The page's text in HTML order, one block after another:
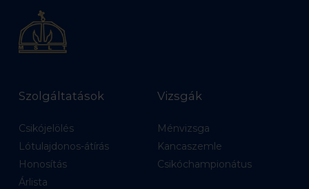
Szolgáltatások
Csikójelölés
Lótulajdonos-átírás
Honosítás
Árlista
Vizsgák
Ménvizsga
Kancaszemle
Csikóchampionátus